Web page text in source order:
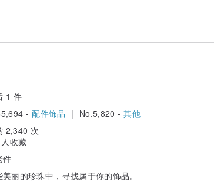
1 件
-配件饰品 | No.5,820 -其他
2,340 次
收藏
件
美丽的珍珠中，寻找属于你的饰品。